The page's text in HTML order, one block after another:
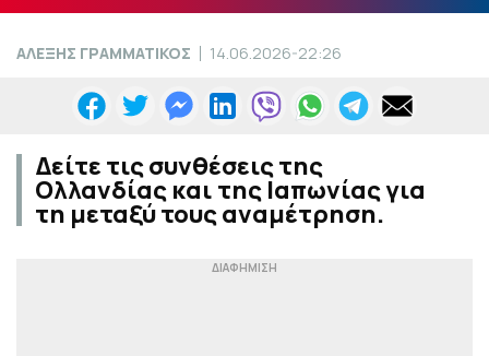
ΑΛΕΞΗΣ ΓΡΑΜΜΑΤΙΚΟΣ 14.06.2026-22:26
Δείτε τις συνθέσεις της
Ολλανδίας και της Ιαπωνίας για
τη μεταξύ τους αναμέτρηση.